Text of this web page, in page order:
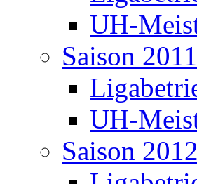
UH-
Saison
UH-
Saison